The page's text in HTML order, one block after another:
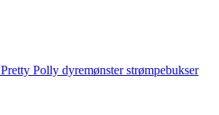
Pretty Polly dyremønster strømpebukser